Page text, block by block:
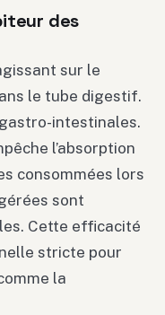
des
sur le
le tube digestif.
gastro-intestinales.
l’absorption
consommées lors
sont
Cette efficacité
stricte pour
la